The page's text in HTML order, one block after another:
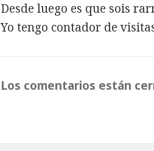
Desde luego es que sois
Yo tengo contador de
Los comentarios están